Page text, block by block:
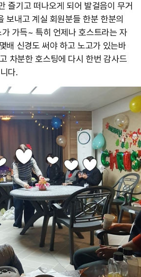
즐기고 떠나오게 되어 발걸음이 무거
보내고 계실 회원분들 한분 한분의
가득~ 특히 언제나 호스트라는 자
배 신경도 써야 하고 노고가 있는바
차분한 호스팅에 다시 한번 감사드
다.